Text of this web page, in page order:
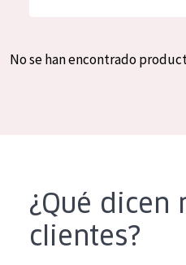
Crema de día
Crema de noche
Spanish
No se han encontrado
¿Qué dicen
clientes?